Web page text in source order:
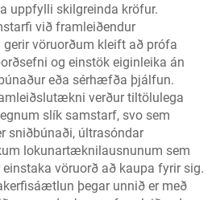
uppfylli skilgreinda kröfur.
við framleiðendur
vöruorðum kleift að prófa
og einstök eiginleika án
eða sérhæfða þjálfun.
verður tiltölulega
slík samstarf, svo sem
sniðbúnaði, últrasóndar
lokunartæknilausnunum sem
vöruorð að kaupa fyrir sig.
þegar unnið er með